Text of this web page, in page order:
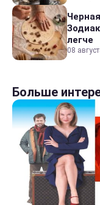
легче
08
Больше